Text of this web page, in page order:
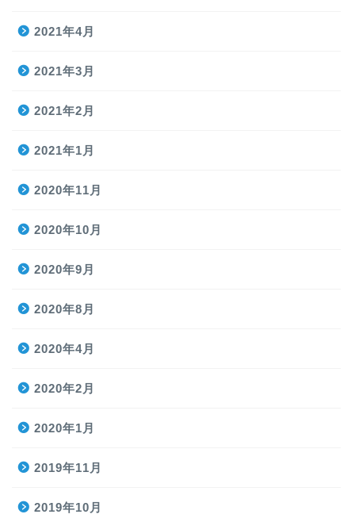
2021年4月
2021年3月
2021年2月
2021年1月
2020年11月
2020年10月
2020年9月
2020年8月
2020年4月
2020年2月
2020年1月
2019年11月
2019年10月